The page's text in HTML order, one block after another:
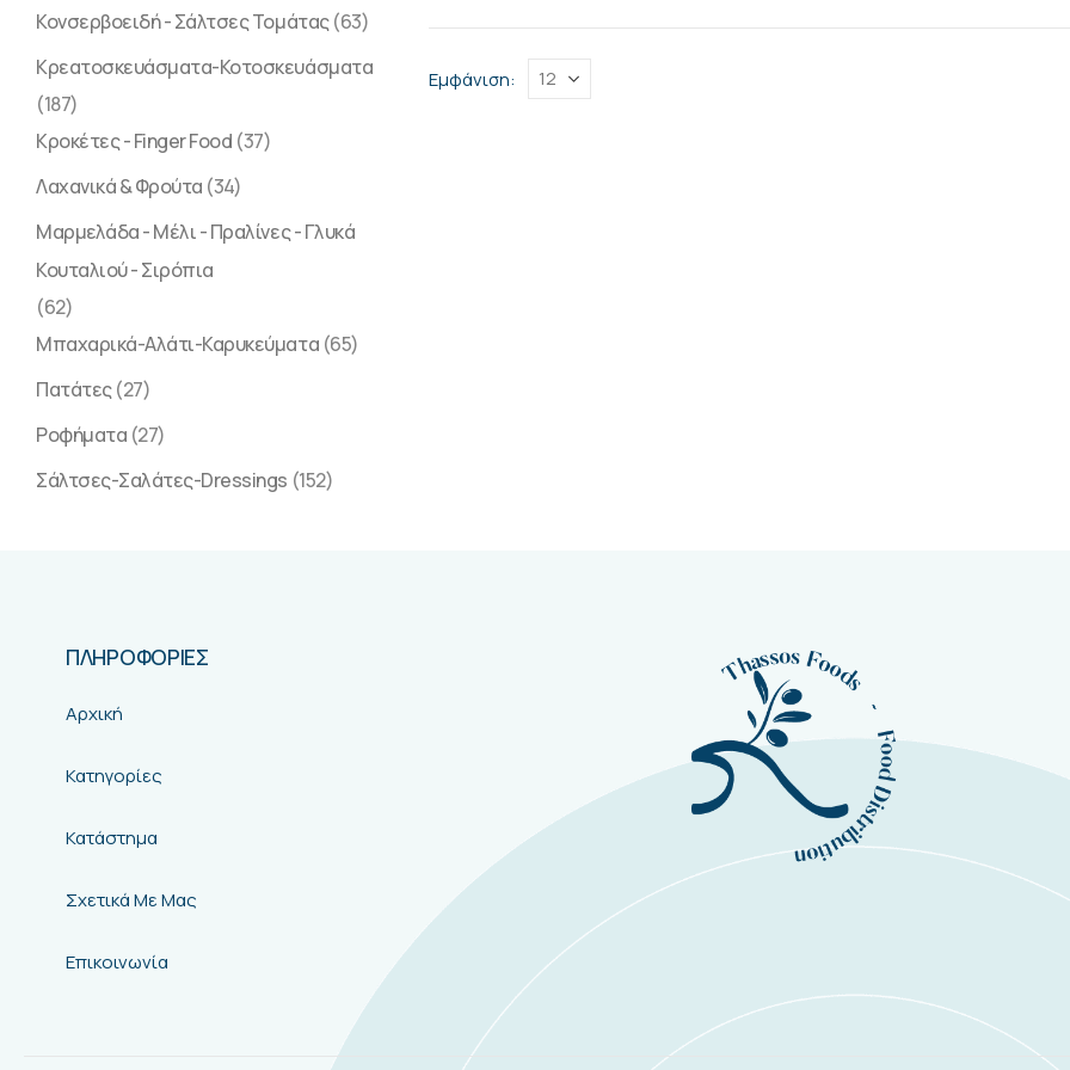
Εμφάνιση:
Κονσερβοειδή - Σάλτσες Τομάτας(63)
Κρεατοσκευάσματα-Κοτοσκευάσματα
(187)
Κροκέτες - Finger Food (37)
Λαχανικά & Φρούτα (34)
Μαρμελάδα - Μέλι - Πραλίνες - Γλυκά
Κουταλιού - Σιρόπια
(62)
Μπαχαρικά-Αλάτι-Καρυκεύματα (65)
Πατάτες(27)
Ροφήματα (27)
Σάλτσες-Σαλάτες-Dressings (152)
ΠΛΗΡΟΦΟΡΙΕΣ
Αρχική
Κατηγορίες
Κατάστημα
Σχετικά Με Μας
Επικοινωνία